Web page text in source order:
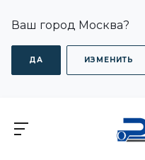
Ваш город Москва?
ДА ИЗМЕНИТЬ